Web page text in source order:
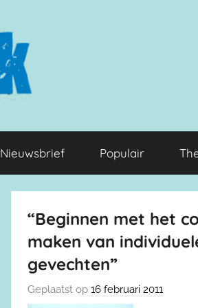
Nieuwsbrief Populair
“Beginnen met het
maken van
gevechten”
Geplaatst op16 februari 2011